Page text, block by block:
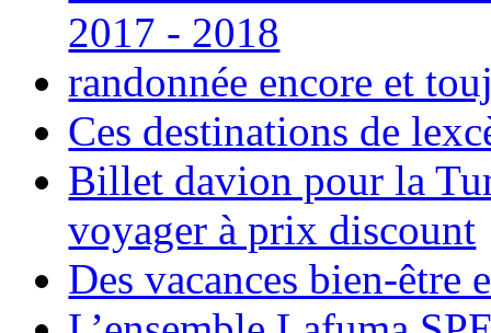
2017 - 2018
randonnée encore et
Ces destinations de
Billet davion pour la
voyager à prix discount
Des vacances bien-être